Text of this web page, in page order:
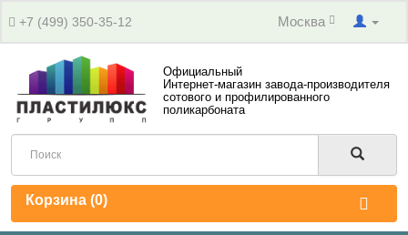
+7 (499) 350-35-12 Москва
Официальный
Интернет-магазин завода-производителя
сотового и профилированного
поликарбоната
Корзина (0)